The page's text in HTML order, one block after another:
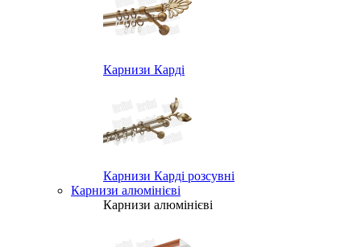
Карнизи Карді
Карнизи Карді розсувні
Карнизи алюмінієві
Карнизи алюмінієві